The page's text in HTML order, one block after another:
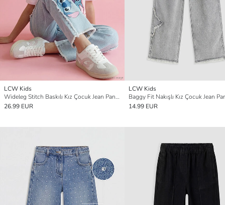
LCW Kids
Wideleg Stitch Baskılı Kız Çocuk Jean Pantolon
26.99 EUR
LCW Kids
Baggy Fit Nakışlı Kız Çocuk Jean
14.99 EUR